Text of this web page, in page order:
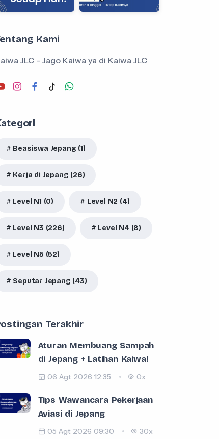
Kami
JLC - Jago Kaiwa ya di Kaiwa JLC
Beasiswa Jepang (1)
Kerja di Jepang (26)
Level N1 (0) Level N2 (4)
Level N3 (226) Level N4 (8)
Level N5 (52)
Seputar Jepang (43)
Terakhir
Aturan Membuang Sampah
di Jepang + Latihan Kaiwa!
06 Agt 2026 12:35 0x
Tips Wawancara Pekerjaan
Aviasi di Jepang
05 Agt 2026 09:30 30x